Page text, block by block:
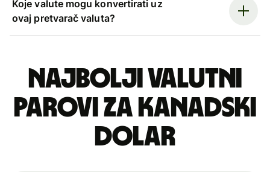
Koje valute mogu konvertirati uz
ovaj pretvarač valuta?
Najbolji valutni
parovi za kanadski
dolar